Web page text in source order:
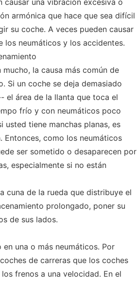
causar una vibración excesiva o
armónica que hace que sea difícil
su coche. A veces pueden causar
los neumáticos y los accidentes.
mucho, la causa más común de
Si un coche se deja demasiado
el área de la llanta que toca el
frío y con neumáticos poco
usted tiene manchas planas, es
como los neumáticos
ser sometido o desaparecen por
especialmente si no están
cuna de la rueda que distribuye el
prolongado, poner su
de sus lados.
una o más neumáticos. Por
de carreras que los coches
frenos a una velocidad. En el